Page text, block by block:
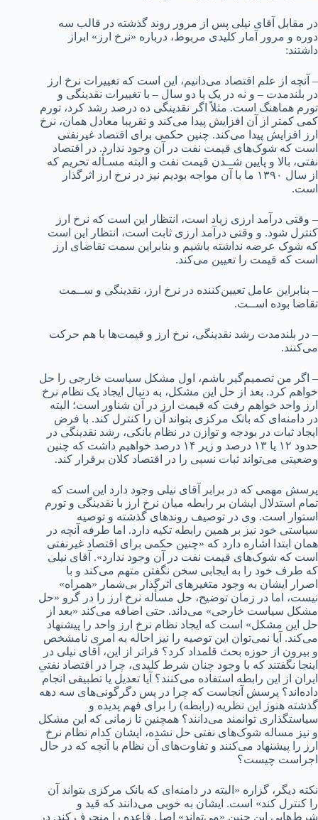
در مقابل آقای نیلی پس از مرور روند گذشته در قالب سه
دوره و مرور آمار کلیدی مربوط، درباره «نرخ ارز» ابراز
داشتند:
– آنچه از علم اقتصاد می‌دانیم، این است که تغییرات نرخ ارز
در بلندمدت – و نه در یک یا دو سال – با تغییرات نقدینگی و
تورم هماهنگ است. مثلاً اگر نقدینگی ده درصد رشد کرد، تورم
کمی کمتر از آن افزایش پیدا می‌کند و تقریبا معادل همان، نرخ
ارز افزایش پیدا می‌کند. چنین حکمی برای اقتصاد غیرنفتی
است که شوک‌های قیمت نفت در آن وجود ندارد. در اقتصاد
نفتی، بالا و پایین شــدن قیمت نفت و البته مسـأله تحریم که
از سال ۱۳۹۰ ما با آن مواجه بودیم نیز در نرخ ارز اثرگذار
است.
– وقتی درآمد ارزی زیاد است، انتظار این است که نرخ ارز
کنترل شود. و وقتی درآمد ارزی ثابت است، انتظار این است
که شوک عرضه نداشته باشیم و بنابراین سمت تقاضای ارز
است که قیمت را تعیین می‌کند.
– بنابراین عامل تعیین‌کننده در نرخ ارز، نقدینگی و ســمت
تقاضا بوده اســت.
– در بلندمدت رشد نقدینگی، نرخ ارز و قیمت‌ها با هم حرکت
می‌کنند.
– اگر من تصمیم‌گیر باشم، اول مشکل سیاست خارجی را حل
خواهم کرد. بعد از حل این مشکل، به دنبال ایجاد یک نظام نرخ
ارز واحد خواهم رفت که قیمت ارز در آن شناور است؛ البته
در دامنه‌ای که بانک مرکزی بتواند آن را کنترل کند. با فرض
ایجاد ثبات در بودجه و توازن در نظام بانکی، رشد نقدینگی در
حدود ۱۲ یا ۱۳ درصد و زیر ۱۴ درصد خواهیم داشت که چنین
وضعیتی می‌تواند ثبات نسبی را در اقتصاد کلان برقرار کند.
پرسش مهمی که در برابر آقای نیلی وجود دارد این است که
تمام استدلال ایشان بر رابطه میان نرخ ارز با نقدینگی و تورم
استوار است. وی در توصیف روندهای گذشته و توصیه
سیاستی خود نیز بر همین رابطه تکیه دارد. اما طرفه آنچه در
همان ابتدا اشاره دارد که «چنین حکمی برای اقتصاد غیرنفتی
است که شوک‌های قیمت نفت در آن وجود ندارد». آقای نیلی
که طرف خود را به ایجابی سخن نگفتن متهم می‌کند و با
اصرار ایشان به وجود متغیرهای اثرگذار بی‌شمار «همراه»
نیست، اما در زمان توضیح، حل مسأله نرخ ارز را در گرو «حل
مشکل سیاست خارجی» می‌داند. حتی اضافه می‌کند «بعد از
حل این مشکل» است که ایجاد نظام نرخ ارز واحد را پیشنهاد
می‌کند. آیا نمی‌توان این توصیه را نیز احاله به امری نامشخص
و بیرون از حوزه بحث قلمداد کرد؟ فراتر از این، آقای نیلی در
اینجا نگفتند که با وجود چنان شرط کلیدی، چرا در اقتصاد نفتیِ
ایران از این رابطه استفاده می‌کنند؟ آیا تعدیل یا تطبیقی انجام
داده‌اند؟ پرسش آنجاست که چرا در پس دگرگونی‌های سه دهه
گذشته هنوز این نظریه (رابطه) را برای فهم پدیده و
سیاستگذاری توانمند می‌دانند؟ همچنین تا زمانی که این مشکل
و نیز مساله شوک‌های نفتی حل نشده، ایشان کدام نظام نرخ
ارز را پیشنهاد می‌کنند و تفاوت‌های آن نظام با آنچه که در حال
اجراست چیست؟
نکته دیگر، گزاره «البته در دامنه‌ای که بانک مرکزی بتواند آن
را کنترل کند» است. ایشان به خوبی می‌دانند که قید و
شرط‌هایی این چنین «می‌تواند» اصل قاعده را منحرف کند. در